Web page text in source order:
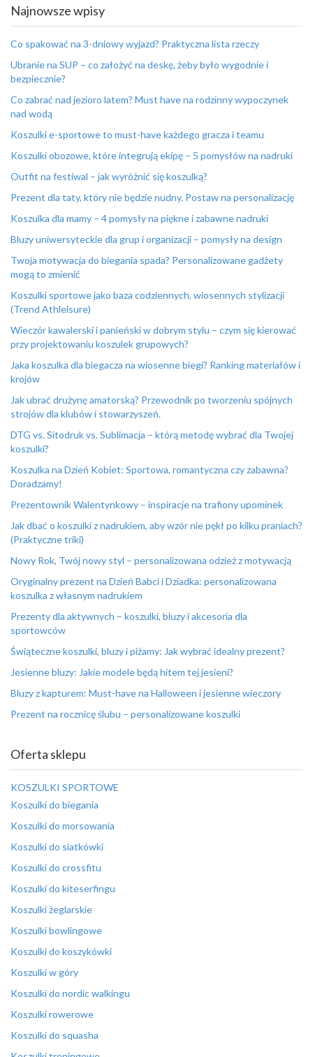
Najnowsze wpisy
Co spakować na 3-dniowy wyjazd? Praktyczna lista rzeczy
Ubranie na SUP – co założyć na deskę, żeby było wygodnie i
bezpiecznie?
Co zabrać nad jezioro latem? Must have na rodzinny wypoczynek
nad wodą
Koszulki e-sportowe to must-have każdego gracza i teamu
Koszulki obozowe, które integrują ekipę – 5 pomysłów na nadruki
Outfit na festiwal – jak wyróżnić się koszulką?
Prezent dla taty, który nie będzie nudny. Postaw na personalizację
Koszulka dla mamy – 4 pomysły na piękne i zabawne nadruki
Bluzy uniwersyteckie dla grup i organizacji – pomysły na design
Twoja motywacja do biegania spada? Personalizowane gadżety
mogą to zmienić
Koszulki sportowe jako baza codziennych, wiosennych stylizacji
(Trend Athleisure)
Wieczór kawalerski i panieński w dobrym stylu – czym się kierować
przy projektowaniu koszulek grupowych?
Jaka koszulka dla biegacza na wiosenne biegi? Ranking materiałów i
krojów
Jak ubrać drużynę amatorską? Przewodnik po tworzeniu spójnych
strojów dla klubów i stowarzyszeń.
DTG vs. Sitodruk vs. Sublimacja – którą metodę wybrać dla Twojej
koszulki?
Koszulka na Dzień Kobiet: Sportowa, romantyczna czy zabawna?
Doradzamy!
Prezentownik Walentynkowy – inspiracje na trafiony upominek
Jak dbać o koszulki z nadrukiem, aby wzór nie pękł po kilku praniach?
(Praktyczne triki)
Nowy Rok, Twój nowy styl – personalizowana odzież z motywacją
Oryginalny prezent na Dzień Babci i Dziadka: personalizowana
koszulka z własnym nadrukiem
Prezenty dla aktywnych – koszulki, bluzy i akcesoria dla
sportowców
Świąteczne koszulki, bluzy i piżamy: Jak wybrać idealny prezent?
Jesienne bluzy: Jakie modele będą hitem tej jesieni?
Bluzy z kapturem: Must-have na Halloween i jesienne wieczory
Prezent na rocznicę ślubu – personalizowane koszulki
Oferta sklepu
KOSZULKI SPORTOWE
Koszulki do biegania
Koszulki do morsowania
Koszulki do siatkówki
Koszulki do crossfitu
Koszulki do kiteserfingu
Koszulki żeglarskie
Koszulki bowlingowe
Koszulki do koszykówki
Koszulki w góry
Koszulki do nordic walkingu
Koszulki rowerowe
Koszulki do squasha